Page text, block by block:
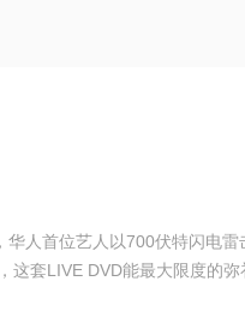
人首位艺人以700伏特闪电
这套LIVE DVD能最大限度的